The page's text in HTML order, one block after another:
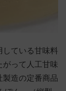
している甘味料
がって人工甘味
製造の定番商品